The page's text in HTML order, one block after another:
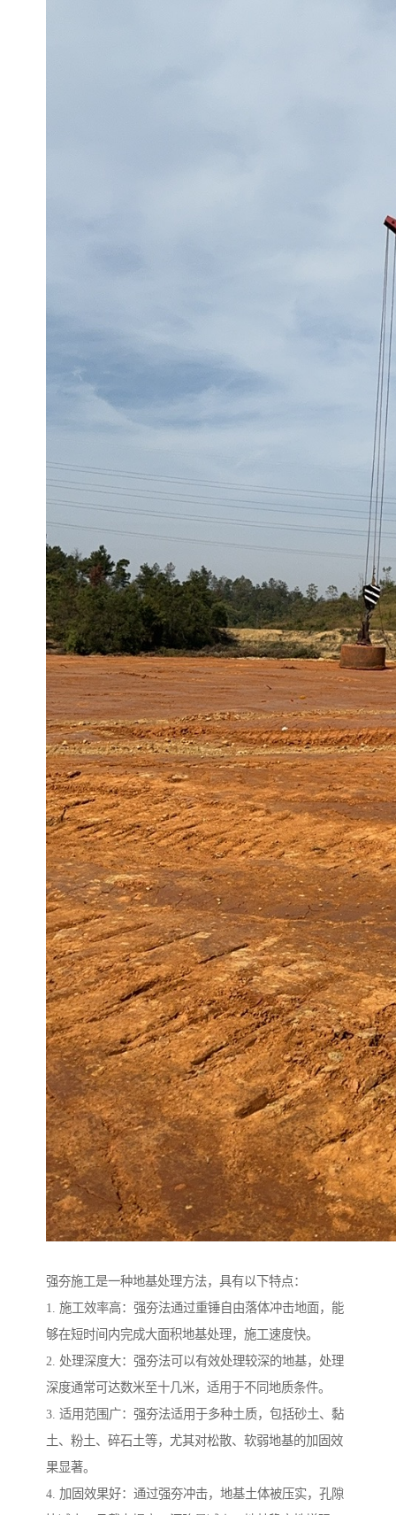
强夯施工是一种地基处理方法，具有以下特点：
1. 施工效率高：强夯法通过重锤自由落体冲击地面，能
够在短时间内完成大面积地基处理，施工速度快。
2. 处理深度大：强夯法可以有效处理较深的地基，处理
深度通常可达数米至十几米，适用于不同地质条件。
3. 适用范围广：强夯法适用于多种土质，包括砂土、黏
土、粉土、碎石土等，尤其对松散、软弱地基的加固效
果显著。
4. 加固效果好：通过强夯冲击，地基土体被压实，孔隙